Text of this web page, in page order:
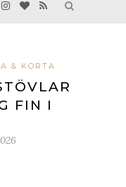
& KORTA
FIN I